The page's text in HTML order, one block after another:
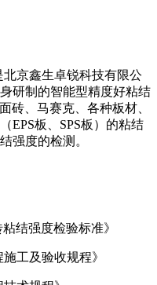
京鑫生卓锐科技有限公
研制的智能型精度好粘结
砖、马赛克、各种板材、
EPS板、SPS板）的粘结
强度的检测。
结强度检验标准》
工及验收规程》